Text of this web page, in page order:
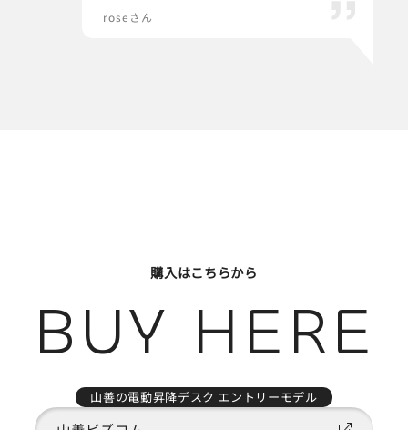
roseさん
購入はこちらから
BUY HERE
山善の電動昇降デスク エントリーモデル